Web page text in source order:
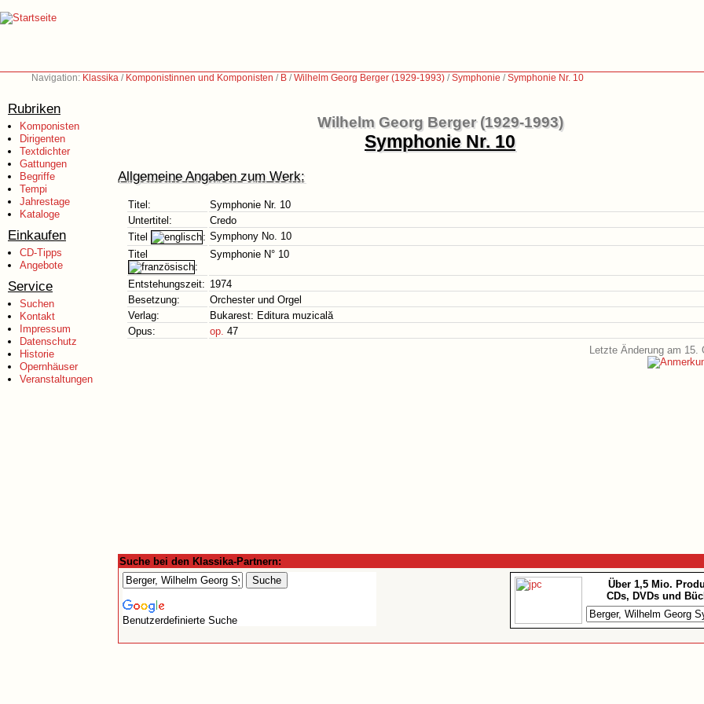
Navigation: Klassika / Komponistinnen und Komponisten / B /Wilhelm Georg Berger (1929-1993) /Symphonie /Symphonie Nr. 10
Rubriken
Komponisten
Dirigenten
Textdichter
Gattungen
Begriffe
Tempi
Jahrestage
Kataloge
Einkaufen
CD-Tipps
Angebote
Service
Suchen
Kontakt
Impressum
Datenschutz
Historie
Opernhäuser
Veranstaltungen
Wilhelm Georg Berger (1929-1993)
Symphonie Nr. 10
Allgemeine Angaben zum Werk:
Titel:
Symphonie Nr. 10
Untertitel:
Credo
Titel
: Symphony No. 10
Titel
:
Symphonie N° 10
Entstehungszeit: 1974
Besetzung:
Orchester und Orgel
Verlag:
Bukarest: Editura muzicală
Opus:
op. 47
Letzte Änderung am 15.
Suche bei den Klassika-Partnern:
Benutzerdefinierte Suche
Über 1,5 Mio.
CDs, DVDs und